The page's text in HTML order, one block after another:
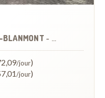
- MAISON DE
/jour)
/jour)